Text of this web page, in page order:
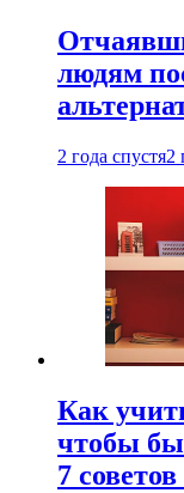
людям
2 года спустя2
Как
чтобы
7